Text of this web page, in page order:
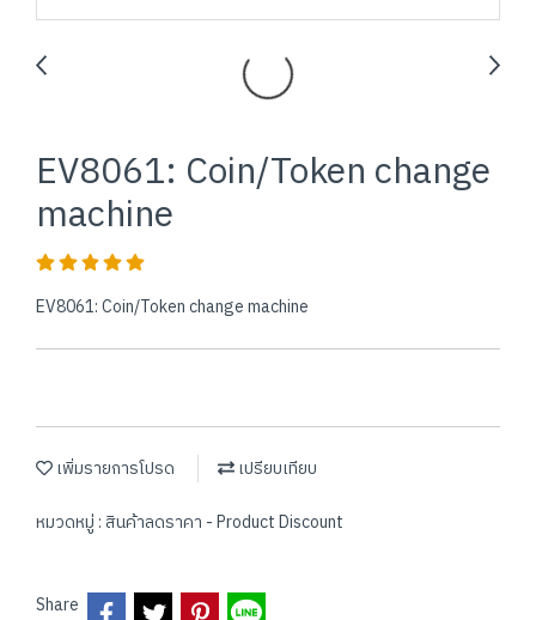
EV8061: Coin/Token change
machine
EV8061: Coin/Token change machine
เพิ่มรายการโปรด
เปรียบเทียบ
หมวดหมู่ : สินค้าลดราคา - Product Discount
Share